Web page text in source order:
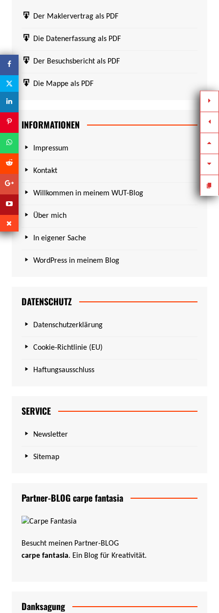
Der Maklervertrag als PDF
Die Datenerfassung als PDF
Der Besuchsbericht als PDF
Die Mappe als PDF
INFORMATIONEN
Impressum
Kontakt
Willkommen in meinem WUT-Blog
Über mich
In eigener Sache
WordPress in meinem Blog
DATENSCHUTZ
Datenschutzerklärung
Cookie-Richtlinie (EU)
Haftungsausschluss
SERVICE
Newsletter
Sitemap
Partner-BLOG carpe fantasia
Besucht meinen Partner-BLOG
carpe fantasia. Ein Blog für Kreativität.
Danksagung